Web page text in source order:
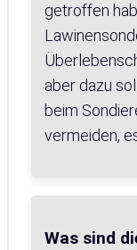
getroffen
aber dazu
beim
vermeiden,
Was sind